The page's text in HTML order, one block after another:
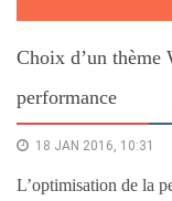
Choix d’un thème
performance
18 JAN 2016, 10:31
L’optimisation de la